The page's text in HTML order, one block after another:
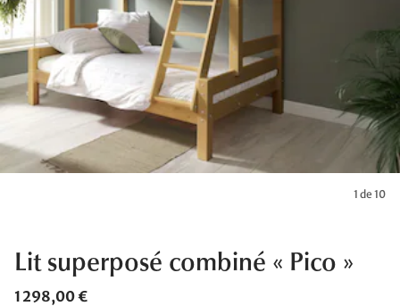
1 de 10
Lit superposé combiné « Pico »
1 298,00 €